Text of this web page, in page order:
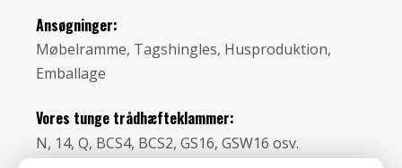
Ansøgninger:
Møbelramme, Tagshingles, Husproduktion,
Emballage
Vores tunge trådhæfteklammer:
N, 14, Q, BCS4, BCS2, GS16, GSW16 osv.